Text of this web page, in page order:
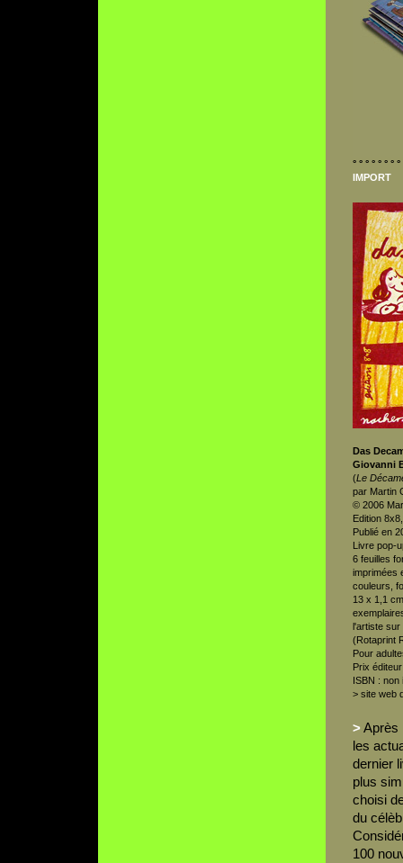
° ° ° ° ° ° ° °
IMPORT
Das
Giovanni
(Le
par Martin
© 2006
Edition
Publié en
Livre pop-
6 feuilles
imprimées
couleurs,
13 x 1,1
l'artiste sur
(Rotaprint
Pour
Prix
ISBN : non
> site web
>Après
les
dernier
plus
choisi
du
100